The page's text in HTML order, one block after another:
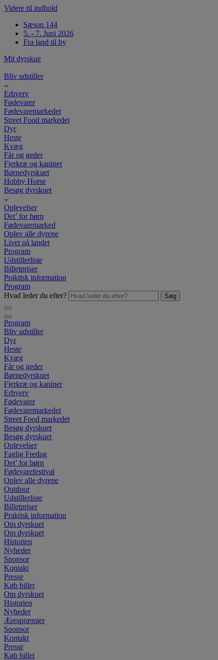
Videre til indhold
Sæson 144
5. - 7. Juni 2026
Fra land til by
Mit dyrskue
Bliv udstiller
Erhverv
Fødevarer
Fødevaremarkedet
Street Food markedet
Dyr
Heste
Kvæg
Får og geder
Fjerkræ og kaniner
Børnedyrskuet
Hobby Horse
Besøg dyrskuet
Oplevelser
Det’ for børn
Fødevaremarked
Oplev alle dyrene
Livet på landet
Program
Udstillerliste
Billetpriser
Praktisk information
Program
Hvad leder du efter?
Søg
Program
Bliv udstiller
Dyr
Heste
Kvæg
Får og geder
Børnedyrskuet
Fjerkræ og kaniner
Erhverv
Fødevarer
Fødevaremarkedet
Street Food markedet
Besøg dyrskuet
Besøg dyrskuet
Oplevelser
Faglig Fredag
Det’ for børn
Fødevarefestival
Oplev alle dyrene
Outdoor
Udstillerliste
Billetpriser
Praktisk information
Om dyrskuet
Om dyrskuet
Historien
Nyheder
Sponsor
Kontakt
Presse
Køb billet
Om dyrskuet
Historien
Nyheder
Ærespræmier
Sponsor
Kontakt
Presse
Køb billet